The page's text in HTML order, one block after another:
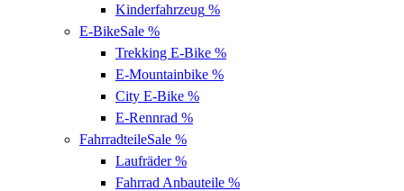
Kinderfahrzeug %
E-BikeSale %
Trekking E-Bike %
E-Mountainbike %
City E-Bike %
E-Rennrad %
FahrradteileSale %
Laufräder%
Fahrrad Anbauteile %